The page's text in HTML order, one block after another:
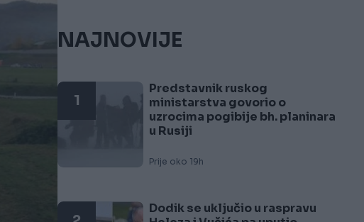
NAJNOVIJE
1
Predstavnik ruskog
ministarstva govorio o
uzrocima pogibije bh. planinara
u Rusiji
Prije oko 19h
Dodik se uključio u raspravu